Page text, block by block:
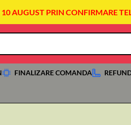
AUGUST PRIN CONFIRMARE
FINALIZARE COMANDA